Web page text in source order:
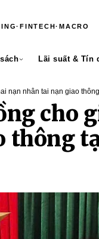
·FINTECH·MACRO
Lãi suất & Tín
nạn nhân tai nạn giao
cho
thông